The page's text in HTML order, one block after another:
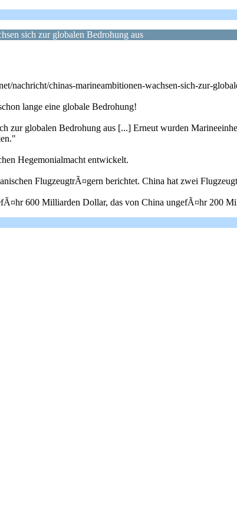
sich zur globalen Bedrohung aus
nachricht/chinas-marineambitionen-wachsen-sich-zur-
lange eine globale Bedrohung!
zur globalen Bedrohung aus [...] Erneut wurden
Hegemonialmacht entwickelt.
FlugzeugtrÃ¤gern berichtet. China hat zwei
600 Milliarden Dollar, das von China ungefÃ¤hr 200